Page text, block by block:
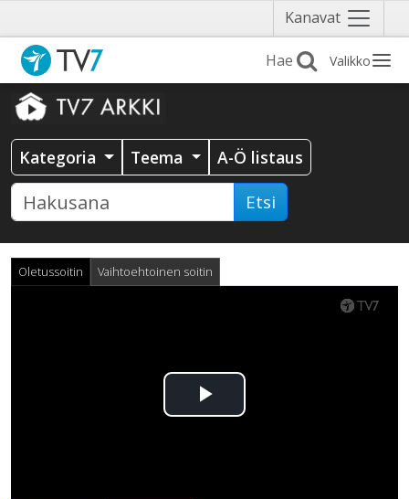
Kanavat Näytä
valikko
Valikko
Kategoria Teema A-Ö listaus
Etsi
Oletussoitin Vaihtoehtoinen soitin
Toista